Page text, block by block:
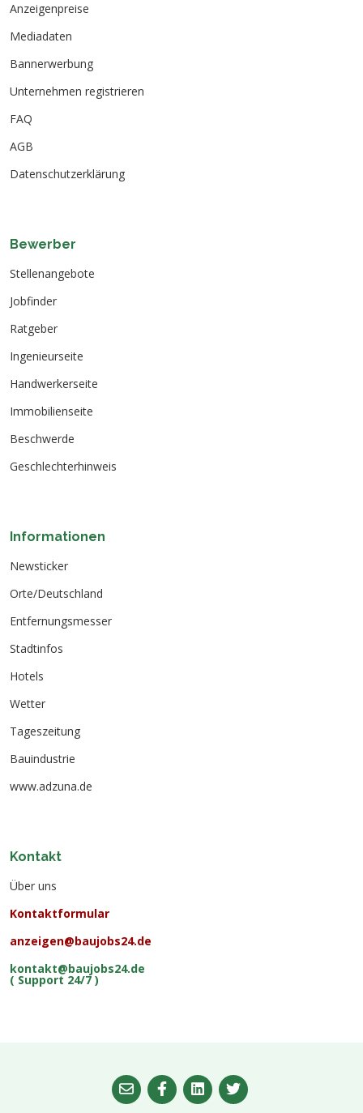
Anzeigenpreise
Mediadaten
Bannerwerbung
Unternehmen registrieren
FAQ
AGB
Datenschutzerklärung
Bewerber
Stellenangebote
Jobfinder
Ratgeber
Ingenieurseite
Handwerkerseite
Immobilienseite
Beschwerde
Geschlechterhinweis
Informationen
Newsticker
Orte/Deutschland
Entfernungsmesser
Stadtinfos
Hotels
Wetter
Tageszeitung
Bauindustrie
www.adzuna.de
Kontakt
Über uns
Kontaktformular
anzeigen@baujobs24.de
kontakt@baujobs24.de
( Support 24/7 )